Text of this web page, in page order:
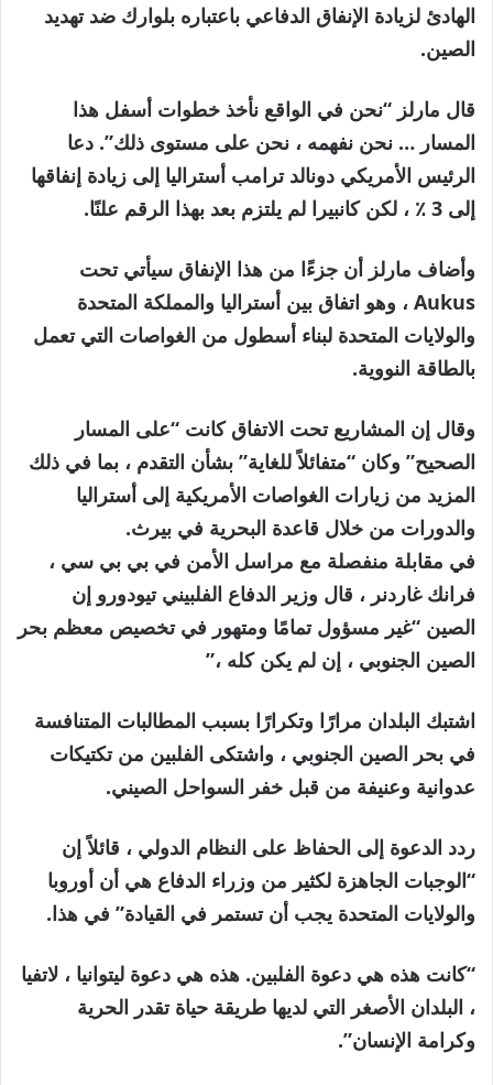
الهادئ لزيادة الإنفاق الدفاعي باعتباره بلوارك ضد تهديد
الصين.
قال مارلز “نحن في الواقع نأخذ خطوات أسفل هذا
المسار … نحن نفهمه ، نحن على مستوى ذلك”. دعا
الرئيس الأمريكي دونالد ترامب أستراليا إلى زيادة إنفاقها
إلى 3 ٪ ، لكن كانبيرا لم يلتزم بعد بهذا الرقم علنًا.
وأضاف مارلز أن جزءًا من هذا الإنفاق سيأتي تحت
Aukus ، وهو اتفاق بين أستراليا والمملكة المتحدة
والولايات المتحدة لبناء أسطول من الغواصات التي تعمل
بالطاقة النووية.
وقال إن المشاريع تحت الاتفاق كانت “على المسار
الصحيح” وكان “متفائلاً للغاية” بشأن التقدم ، بما في ذلك
المزيد من زيارات الغواصات الأمريكية إلى أستراليا
والدورات من خلال قاعدة البحرية في بيرث.
في مقابلة منفصلة مع مراسل الأمن في بي بي سي ،
فرانك غاردنر ، قال وزير الدفاع الفلبيني تيودورو إن
الصين “غير مسؤول تمامًا ومتهور في تخصيص معظم بحر
الصين الجنوبي ، إن لم يكن كله ،”
اشتبك البلدان مرارًا وتكرارًا بسبب المطالبات المتنافسة
في بحر الصين الجنوبي ، واشتكى الفلبين من تكتيكات
عدوانية وعنيفة من قبل خفر السواحل الصيني.
ردد الدعوة إلى الحفاظ على النظام الدولي ، قائلاً إن
“الوجبات الجاهزة لكثير من وزراء الدفاع هي أن أوروبا
والولايات المتحدة يجب أن تستمر في القيادة” في هذا.
“كانت هذه هي دعوة الفلبين. هذه هي دعوة ليتوانيا ، لاتفيا
، البلدان الأصغر التي لديها طريقة حياة تقدر الحرية
وكرامة الإنسان”.